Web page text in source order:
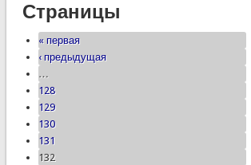
Страницы
« первая
‹ предыдущая
…
128
129
130
131
132